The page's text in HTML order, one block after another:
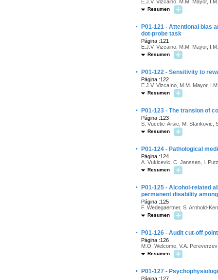
E.J.V. Vizcaino, M.M. Mayor,
Resumen
·
P01-121 - Attentional bias
dot-probe task
Página :121
E.J.V. Vizcaino, M.M. Mayor,
Resumen
· P01-122 - Sensitivity to
Página :122
E.J.V. Vizcaíno, M.M. Mayor,
Resumen
· P01-123 - The transion of
Página :123
S. Vucetic-Arsic, M. Stankovic,
Resumen
· P01-124 - Pathological
Página :124
A. Vukicevic, C. Janssen, I.
Resumen
·
P01-125 - Alcohol-related
permanent disability
Página :125
F. Wedegaertner, S. Arnhold-
Resumen
· P01-126 - Audit cut-off
Página :126
M.O. Welcome, V.A. Pereverzev
Resumen
· P01-127 -
Página :127